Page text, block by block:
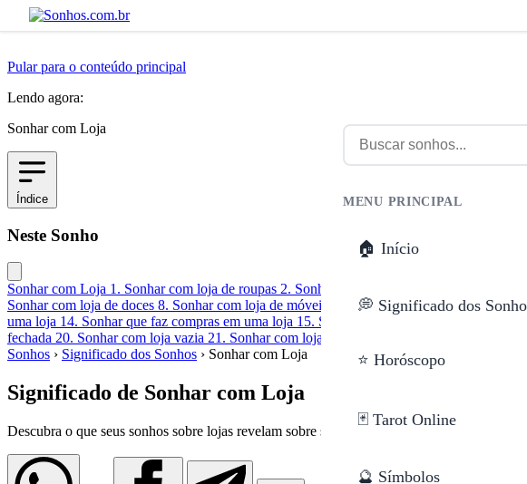
MENU PRINCIPAL
🏠 Início
💭 Significado dos
⭐ Horóscopo
🃏 Tarot Online
🔮 Símbolos
Pular para o conteúdo principal
Lendo agora:
Sonhar com Loja
Índice
Neste Sonho
Sonhar com Loja 1. Sonhar com loja de roupas 2. Sonhar com loja de sapatos 3. Sonhar
Sonhar com loja de doces 8. Sonhar com loja de móveis 9. Sonhar com loja estrangeira
uma loja 14. Sonhar que faz compras em uma loja 15. Sonhar que trabalha em uma loja
fechada 20. Sonhar com loja vazia 21. Sonhar com loja assaltada
Sonhos › Significado dos Sonhos › Sonhar com Loja
Significado de Sonhar com Loja
Descubra o que seus sonhos sobre lojas revelam sobre sua vida material e financeira.